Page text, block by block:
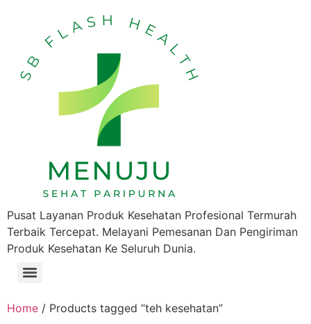
Pusat Layanan Produk Kesehatan Profesional Termurah
Terbaik Tercepat. Melayani Pemesanan Dan Pengiriman
Produk Kesehatan Ke Seluruh Dunia.
Home / Products tagged “teh kesehatan”